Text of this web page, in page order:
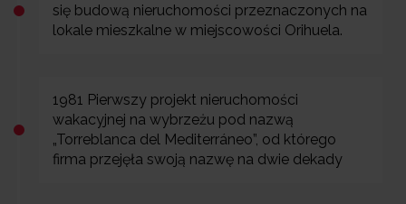
się budową nieruchomości przeznaczonych na
lokale mieszkalne w miejscowości Orihuela.
1981 Pierwszy projekt nieruchomości
wakacyjnej na wybrzeżu pod nazwą
„Torreblanca del Mediterráneo”, od którego
firma przejęła swoją nazwę na dwie dekady